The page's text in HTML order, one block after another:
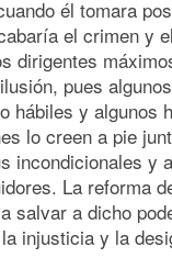
él tomara
el crimen y
dirigentes
pues
hábiles y algunos
lo creen a pie
incondicionales y
La reforma
salvar a dicho
injusticia y la